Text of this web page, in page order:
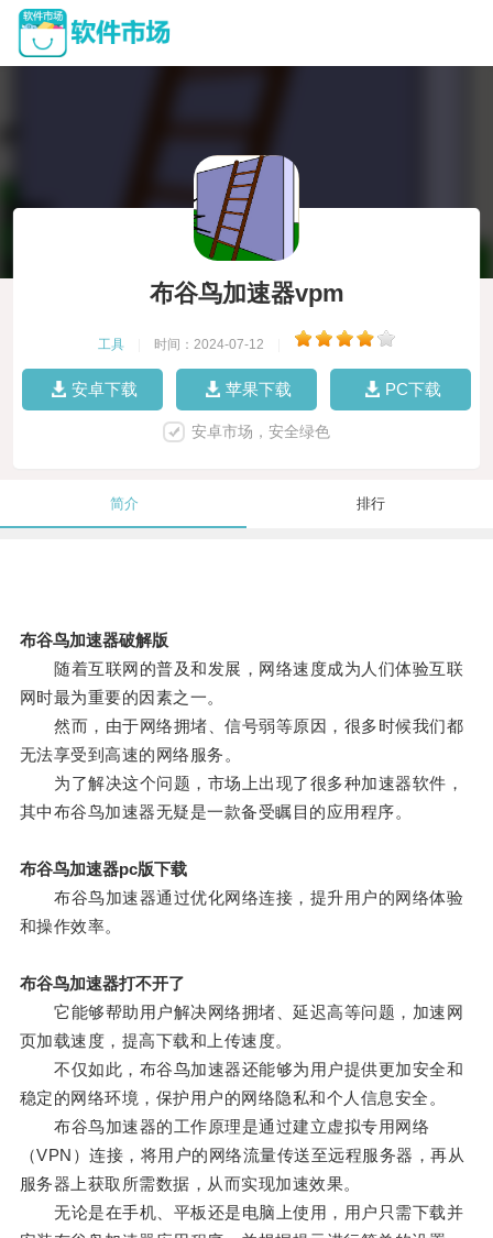
布谷鸟加速器vpm
工具 时间：2024-07-12
安卓下载 苹果下载 PC下载
安卓市场，安全绿色
简介 排行
布谷鸟加速器破解版
随着互联网的普及和发展，网络速度成为人们体验互联
网时最为重要的因素之一。
然而，由于网络拥堵、信号弱等原因，很多时候我们都
无法享受到高速的网络服务。
为了解决这个问题，市场上出现了很多种加速器软件，
其中布谷鸟加速器无疑是一款备受瞩目的应用程序。
布谷鸟加速器pc版下载
布谷鸟加速器通过优化网络连接，提升用户的网络体验
和操作效率。
布谷鸟加速器打不开了
它能够帮助用户解决网络拥堵、延迟高等问题，加速网
页加载速度，提高下载和上传速度。
不仅如此，布谷鸟加速器还能够为用户提供更加安全和
稳定的网络环境，保护用户的网络隐私和个人信息安全。
布谷鸟加速器的工作原理是通过建立虚拟专用网络
（VPN）连接，将用户的网络流量传送至远程服务器，再从
服务器上获取所需数据，从而实现加速效果。
无论是在手机、平板还是电脑上使用，用户只需下载并